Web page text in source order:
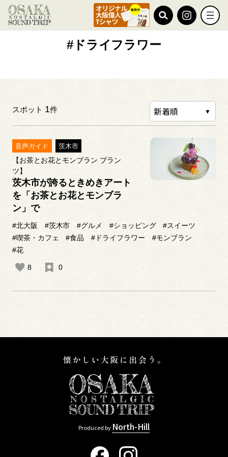
TOP #ドライフラワー
#ドライフラワー
スポット 1件
音声ガイド 茨木市
【お茶とお花とモンブラン プラン
ツ】
茨木市が誇るときめきアート
を「お茶とお花とモンブラ
ン」で
#北大阪 #茨木市 #グルメ #ショッピング
#スイーツ
#喫茶・カフェ
#食品 #ドライフラワー
#モンブラン
#花
8 0
Produced by North-Hill